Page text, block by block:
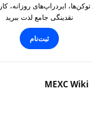
ایردراپ‌های روزانه،
نقدینگی جامع لذت ببرید
ثبت‌نام
MEXC Wiki